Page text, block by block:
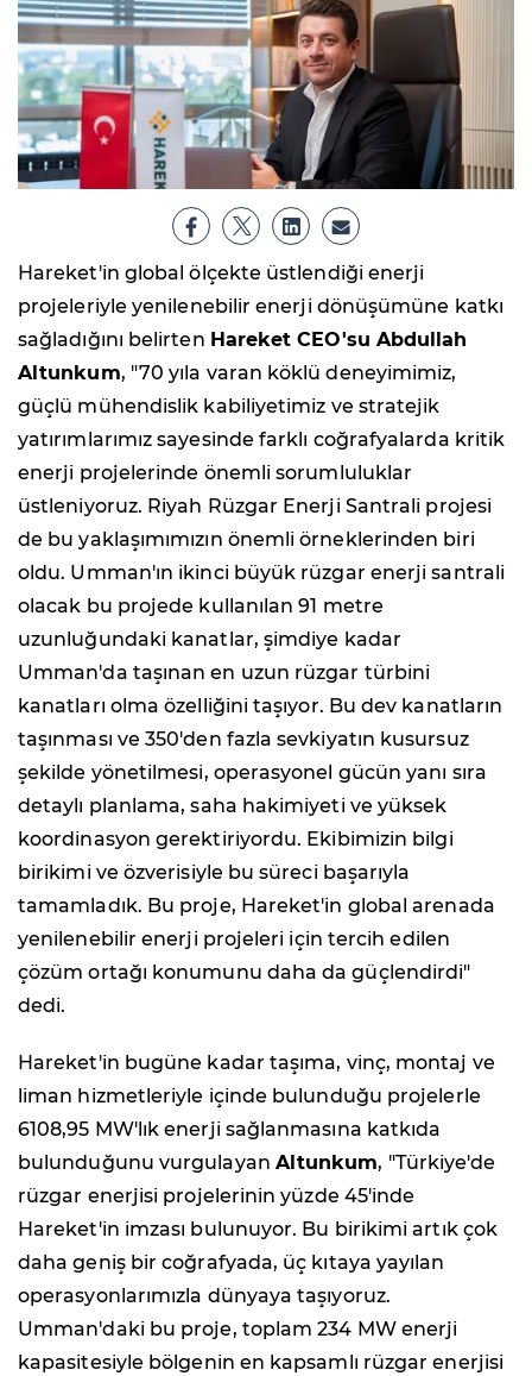
Hareket'in global ölçekte üstlendiği enerji
projeleriyle yenilenebilir enerji dönüşümüne katkı
sağladığını belirten Hareket CEO'su Abdullah
Altunkum, "70 yıla varan köklü deneyimimiz,
güçlü mühendislik kabiliyetimiz ve stratejik
yatırımlarımız sayesinde farklı coğrafyalarda kritik
enerji projelerinde önemli sorumluluklar
üstleniyoruz. Riyah Rüzgar Enerji Santrali projesi
de bu yaklaşımımızın önemli örneklerinden biri
oldu. Umman'ın ikinci büyük rüzgar enerji santrali
olacak bu projede kullanılan 91 metre
uzunluğundaki kanatlar, şimdiye kadar
Umman'da taşınan en uzun rüzgar türbini
kanatları olma özelliğini taşıyor. Bu dev kanatların
taşınması ve 350'den fazla sevkiyatın kusursuz
şekilde yönetilmesi, operasyonel gücün yanı sıra
detaylı planlama, saha hakimiyeti ve yüksek
koordinasyon gerektiriyordu. Ekibimizin bilgi
birikimi ve özverisiyle bu süreci başarıyla
tamamladık. Bu proje, Hareket'in global arenada
yenilenebilir enerji projeleri için tercih edilen
çözüm ortağı konumunu daha da güçlendirdi"
dedi.
Hareket'in bugüne kadar taşıma, vinç, montaj ve
liman hizmetleriyle içinde bulunduğu projelerle
6108,95 MW'lık enerji sağlanmasına katkıda
bulunduğunu vurgulayan Altunkum, "Türkiye'de
rüzgar enerjisi projelerinin yüzde 45'inde
Hareket'in imzası bulunuyor. Bu birikimi artık çok
daha geniş bir coğrafyada, üç kıtaya yayılan
operasyonlarımızla dünyaya taşıyoruz.
Umman'daki bu proje, toplam 234 MW enerji
kapasitesiyle bölgenin en kapsamlı rüzgar enerjisi